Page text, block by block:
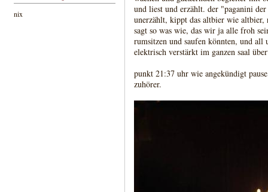
nix
und liest und erzählt. der "paganini
unerzählt, kippt das altbier wie altbier,
sagt so was wie, das wir ja alle froh
rumsitzen und saufen könnten, und all
elektrisch verstärkt im ganzen saal
punkt 21:37 uhr wie angekündigt
zuhörer.